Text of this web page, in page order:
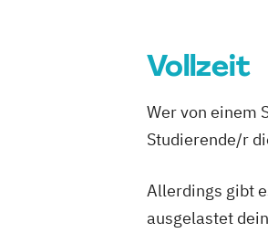
Vollzeit
Wer von einem
Studierende/r
Allerdings gibt
ausgelastet